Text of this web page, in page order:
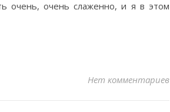
очень, очень слаженно, и я в этом
Нет комментариев